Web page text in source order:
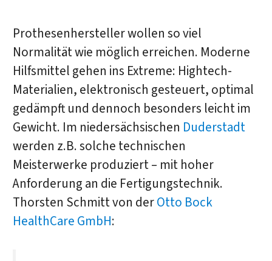
Prothesenhersteller wollen so viel
Normalität wie möglich erreichen. Moderne
Hilfsmittel gehen ins Extreme: Hightech-
Materialien, elektronisch gesteuert, optimal
gedämpft und dennoch besonders leicht im
Gewicht. Im niedersächsischen Duderstadt
werden z.B. solche technischen
Meisterwerke produziert – mit hoher
Anforderung an die Fertigungstechnik.
Thorsten Schmitt von derOtto Bock
HealthCare GmbH: